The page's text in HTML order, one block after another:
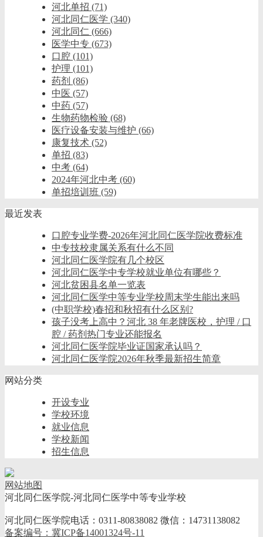
河北单招 (71)
河北同仁医学 (340)
河北同仁 (666)
医学中专 (673)
口腔 (101)
护理 (101)
药剂 (86)
中医 (57)
中药 (57)
生物药物检验 (68)
医疗设备安装与维护 (66)
康复技术 (52)
单招 (83)
中考 (64)
2024年河北中考 (60)
单招培训班 (59)
最近发表
口腔专业学费-2026年河北同仁医学院收费标准
中专技校隶属关系有什么不同
河北同仁医学院有几个校区
河北同仁医学中专学校就业单位有哪些？
河北贫困县名单一览表
河北同仁医学中等专业学校周末学生能出来吗
(中职学校)春招和秋招有什么区别?
孩子没考上高中？河北 38 年老牌医校，护理 / 口
腔 / 药剂热门专业还能报名
河北同仁医学院毕业证国家承认吗？
河北同仁医学院2026年秋季最新招生简章
网站分类
开设专业
学校环境
就业信息
学校新闻
招生信息
网站地图
河北同仁医学院-河北同仁医学中等专业学校
河北同仁医学院电话：0311-80838082 微信：14731138082
备案编号：冀ICP备14001324号-11